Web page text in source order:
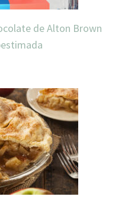
de Alton Brown